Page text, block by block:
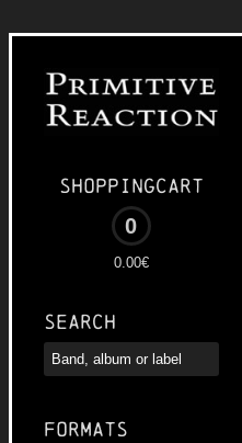
Shoppingcart
0
0.00€
Search
Formats